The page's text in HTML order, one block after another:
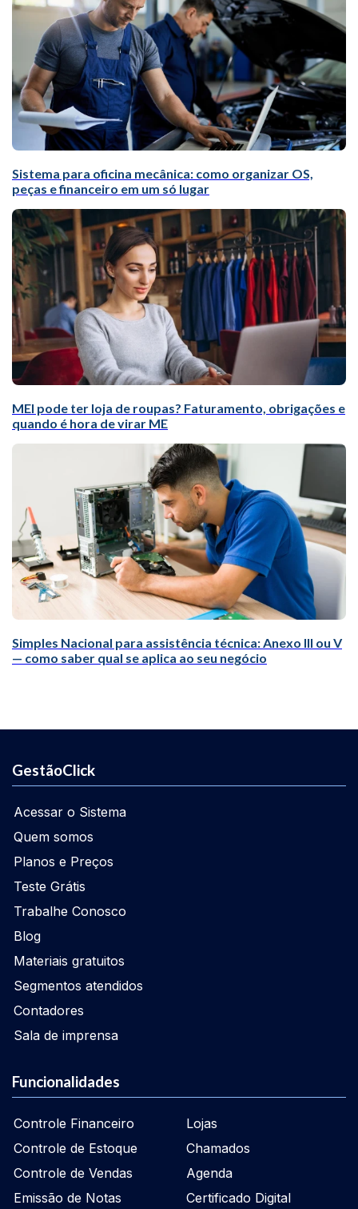
Sistema para oficina mecânica: como organizar OS,
peças e financeiro em um só lugar
MEI pode ter loja de roupas? Faturamento, obrigações e
quando é hora de virar ME
Simples Nacional para assistência técnica: Anexo III ou V
— como saber qual se aplica ao seu negócio
GestãoClick
Acessar o Sistema
Quem somos
Planos e Preços
Teste Grátis
Trabalhe Conosco
Blog
Materiais gratuitos
Segmentos atendidos
Contadores
Sala de imprensa
Funcionalidades
Controle Financeiro
Controle de Estoque
Controle de Vendas
Emissão de Notas
Lojas
Chamados
Agenda
Certificado Digital